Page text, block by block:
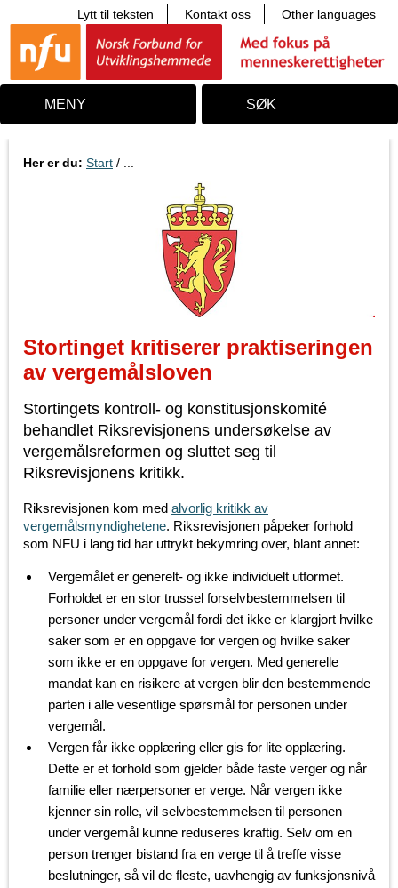
i
n
o
Lytt til teksten Kontakt oss Other languages
MENY SØK
Her er du: Start / ...
Stortinget kritiserer praktiseringen
av vergemålsloven
Stortingets kontroll- og konstitusjonskomité
behandlet Riksrevisjonens undersøkelse av
vergemålsreformen og sluttet seg til
Riksrevisjonens kritikk.
Riksrevisjonen kom med alvorlig kritikk av
vergemålsmyndighetene. Riksrevisjonen påpeker forhold
som NFU i lang tid har uttrykt bekymring over, blant annet:
Vergemålet er generelt- og ikke individuelt utformet.
Forholdet er en stor trussel forselvbestemmelsen til
personer under vergemål fordi det ikke er klargjort hvilke
saker som er en oppgave for vergen og hvilke saker
som ikke er en oppgave for vergen. Med generelle
mandat kan en risikere at vergen blir den bestemmende
parten i alle vesentlige spørsmål for personen under
vergemål.
Vergen får ikke opplæring eller gis for lite opplæring.
Dette er et forhold som gjelder både faste verger og når
familie eller nærpersoner er verge. Når vergen ikke
kjenner sin rolle, vil selvbestemmelsen til personen
under vergemål kunne reduseres kraftig. Selv om en
person trenger bistand fra en verge til å treffe visse
beslutninger, så vil de fleste, uavhengig av funksjonsnivå